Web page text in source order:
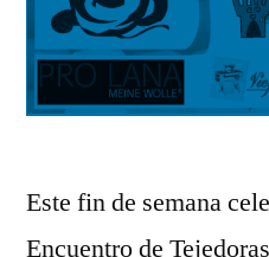
Este fin de semana
Encuentro de